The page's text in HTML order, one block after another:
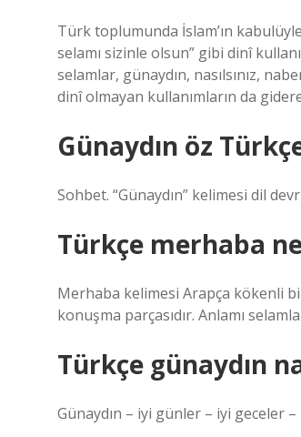
Türk toplumunda İslam’ın
selamı sizinle olsun” gibi dinî
selamlar, günaydın, nasılsınız,
dinî olmayan kullanımların da
Günaydın öz
Sohbet. “Günaydın” kelimesi dil
Türkçe merhaba
Merhaba kelimesi Arapça kökenli
konuşma parçasıdır. Anlamı
Türkçe günaydın
Günaydın – iyi günler – iyi geceler